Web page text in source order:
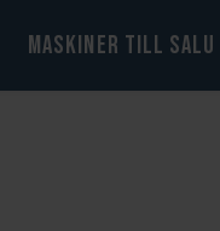
MASKINER TILL SALU